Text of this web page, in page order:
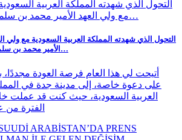
التحول الذي شهدته المملكة العربية السعودية مع ولي
الأمير محمد بن سلمان…
أتيحت لي هذا العام فرصة العودة مجددًا،
على دعوة خاصة، إلى مدينة جدة في
العربية السعودية، حيث كنت قد عملت
الفترة من